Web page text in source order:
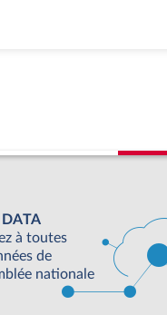
à toutes
de
nationale